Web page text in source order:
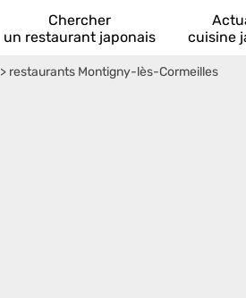
Chercher
un restaurant japonais
cuisine
> restaurants Montigny-lès-Cormeilles